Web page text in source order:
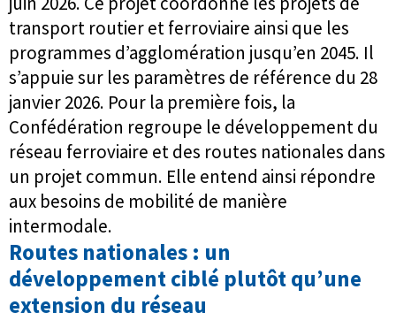
transport routier et ferroviaire ainsi que les
programmes d’agglomération jusqu’en 2045. Il
s’appuie sur les paramètres de référence du 28
janvier 2026. Pour la première fois, la
Confédération regroupe le développement du
réseau ferroviaire et des routes nationales dans
un projet commun. Elle entend ainsi répondre
aux besoins de mobilité de manière
intermodale.
Routes nationales : un
développement ciblé plutôt qu’une
extension du réseau